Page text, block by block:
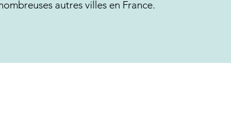
autres villes en France.